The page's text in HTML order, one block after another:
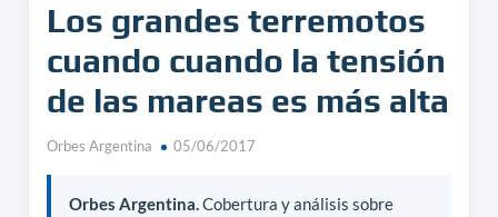
Los grandes terremotos
cuando cuando la tensión
de las mareas es más alta
Orbes Argentina 05/06/2017
Orbes Argentina.Cobertura y análisis sobre